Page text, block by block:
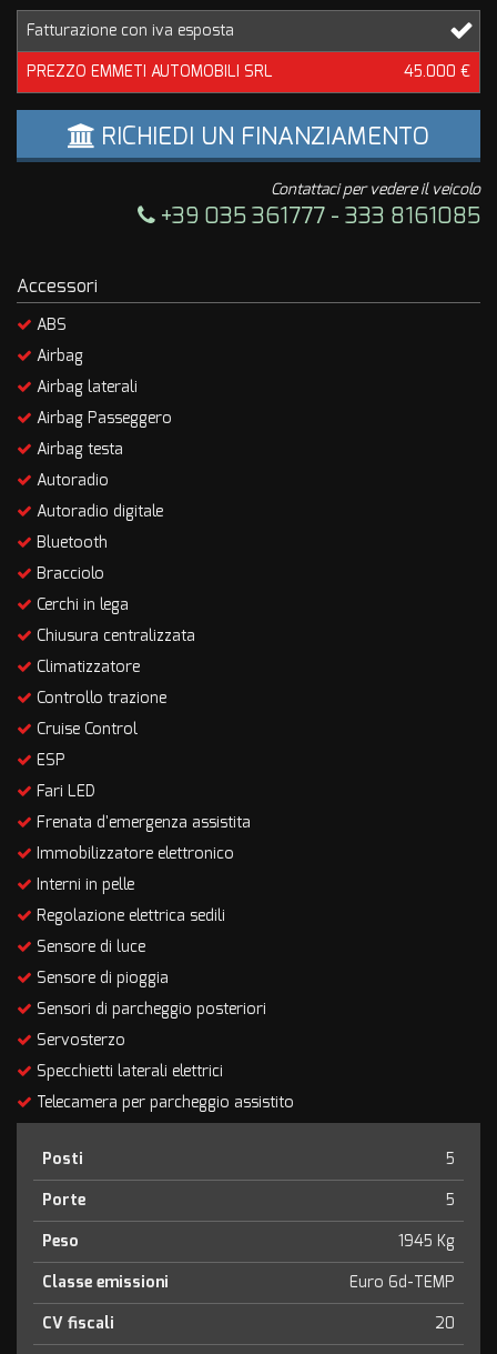
Fatturazione con iva esposta
PREZZO EMMETI AUTOMOBILI SRL
45.000 €
RICHIEDI UN FINANZIAMENTO
Contattaci per vedere il veicolo
+39 035 361777 - 333 8161085
Accessori
ABS
Airbag
Airbag laterali
Airbag Passeggero
Airbag testa
Autoradio
Autoradio digitale
Bluetooth
Bracciolo
Cerchi in lega
Chiusura centralizzata
Climatizzatore
Controllo trazione
Cruise Control
ESP
Fari LED
Frenata d'emergenza assistita
Immobilizzatore elettronico
Interni in pelle
Regolazione elettrica sedili
Sensore di luce
Sensore di pioggia
Sensori di parcheggio posteriori
Servosterzo
Specchietti laterali elettrici
Telecamera per parcheggio assistito
Posti
5
Porte
5
Peso
1945 Kg
Classe emissioni
Euro 6d-TEMP
CV fiscali
20